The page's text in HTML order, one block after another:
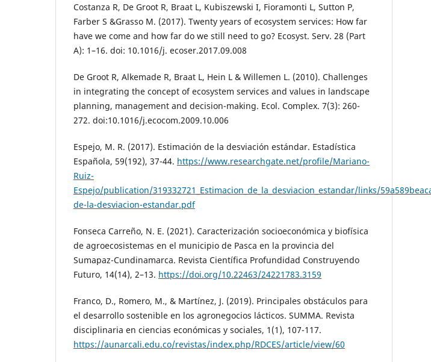
Costanza R, De Groot R, Braat L, Kubiszewski I, Fioramonti L, Sutton P,
Farber S &Grasso M. (2017). Twenty years of ecosystem services: How far
have we come and how far do we still need to go? Ecosyst. Serv. 28 (Part
A): 1–16. doi: 10.1016/j. ecoser.2017.09.008
De Groot R, Alkemade R, Braat L, Hein L & Willemen L. (2010). Challenges
in integrating the concept of ecosystem services and values in landscape
planning, management and decision-making. Ecol. Complex. 7(3): 260-
272. doi:10.1016/j.ecocom.2009.10.006
Espejo, M. R. (2017). Estimación de la desviación estándar. Estadística
Española, 59(192), 37-44. https://www.researchgate.net/profile/Mariano-
Ruiz-
Espejo/publication/319332721_Estimacion_de_la_desviacion_estandar/links/
de-la-desviacion-estandar.pdf
Fonseca Carreño, N. E. (2021). Caracterización socioeconómica y biofísica
de agroecosistemas en el municipio de Pasca en la provincia del
Sumapaz-Cundinamarca. Revista Científica Profundidad Construyendo
Futuro, 14(14), 2–13. https://doi.org/10.22463/24221783.3159
Franco, D., Romero, M., & Martínez, J. (2019). Principales obstáculos para
el desarrollo sostenible en los agronegocios lácticos. SUMMA. Revista
disciplinaria en ciencias económicas y sociales, 1(1), 107-117.
https://aunarcali.edu.co/revistas/index.php/RDCES/article/view/60